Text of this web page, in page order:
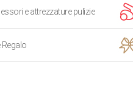
e attrezzature pulizie
Regalo